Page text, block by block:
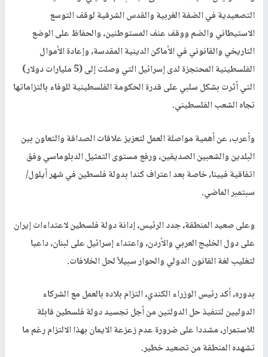
التصعيدية في الضفة الغربية والقدس الشرقية لوقف التوسع
الاستيطاني والضم ووقف عنف المستوطنين، والحفاظ على الوضع
التاريخي والقانوني في الأماكن الدينية المقدسة، وإعادة الأموال
الفلسطينية المحتجزة لدى إسرائيل التي وصلت إلى (5 مليارات دولار)
التي أثرت بشكل سلبي على قدرة الحكومة الفلسطينية للوفاء بالتزاماتها
تجاه الشعب الفلسطيني.
وأعرب، عن أهمية مواصلة العمل لتعزيز علاقات الصداقة والتعاون بين
البلدين والشعبين الصديقين، ورفع مستوى التمثيل الدبلوماسي وفق
اتفاقية فيينا، خاصة بعد اعتراف كندا بدولة فلسطين في شهر أيلول/
سبتمبر الماضي.
وعلى صعيد المنطقة، جدد الرئيس، إدانة دولة فلسطين لاعتداءات إيران
على دول الخليج العربي والأردن، واعتداء إسرائيل على لبنان، داعيا
لتغليب لغة القانون الدولي والحوار سبيلاً لحل الخلافات.
بدوره، أكد رئيس الوزراء الكندي، التزام بلاده بالعمل مع الشركاء
الدوليين لتنفيذ حل الدولتين من أجل تجسيد دولة فلسطين قابلة
للاستمرار، مشددا على ضرورة عدم زعزعة الايمان بهذا الالتزام رغم ما
تشهده المنطقة من تصعيد خطير.